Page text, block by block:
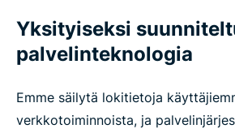
Yksityiseksi
palvelinteknologia
Emme säilytä lokitietoja
verkkotoiminnoista, ja